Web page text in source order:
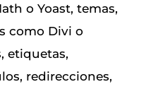
o Yoast, temas,
como Divi o
etiquetas,
redirecciones,